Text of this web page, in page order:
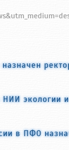
НИИ экологии и
в ПФО